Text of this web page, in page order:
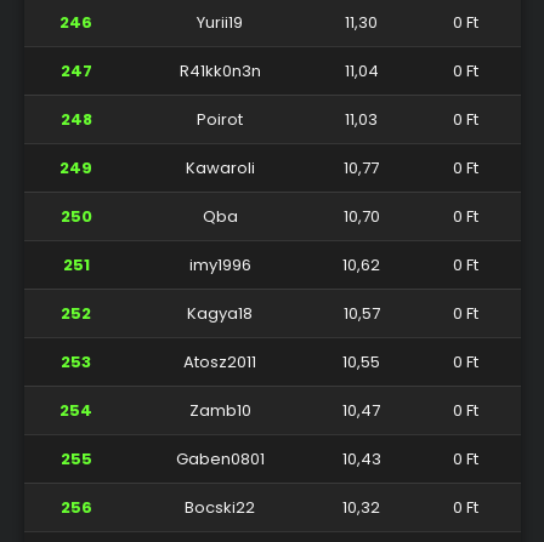
246 Yurii19 11,30 0 Ft
247 R41kk0n3n 11,04 0 Ft
248 Poirot 11,03 0 Ft
249 Kawaroli 10,77 0 Ft
250 Qba 10,70 0 Ft
251 imy1996 10,62 0 Ft
252 Kagya18 10,57 0 Ft
253 Atosz2011 10,55 0 Ft
254 Zamb10 10,47 0 Ft
255 Gaben0801 10,43 0 Ft
256 Bocski22 10,32 0 Ft